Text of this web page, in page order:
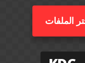
الملفات